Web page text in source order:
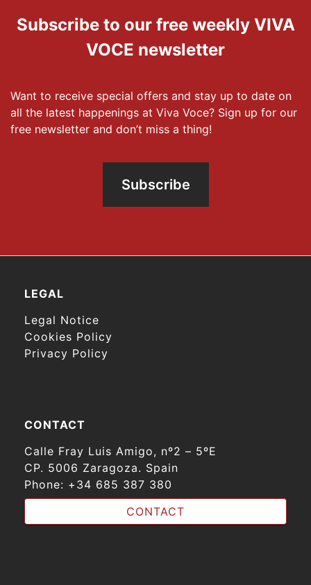
Subscribe to our free weekly VIVA
VOCE newsletter
Want to receive special offers and stay up to date on
all the latest happenings at Viva Voce? Sign up for our
free newsletter and don’t miss a thing!
Subscribe
LEGAL
Legal Notice
Cookies Policy
Privacy Policy
CONTACT
Calle Fray Luis Amigo, nº2 – 5ºE
CP. 5006 Zaragoza. Spain
Phone: +34 685 387 380
CONTACT